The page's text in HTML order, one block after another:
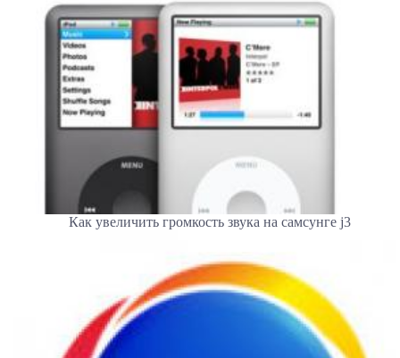
Как увеличить громкость звука на самсунге j3